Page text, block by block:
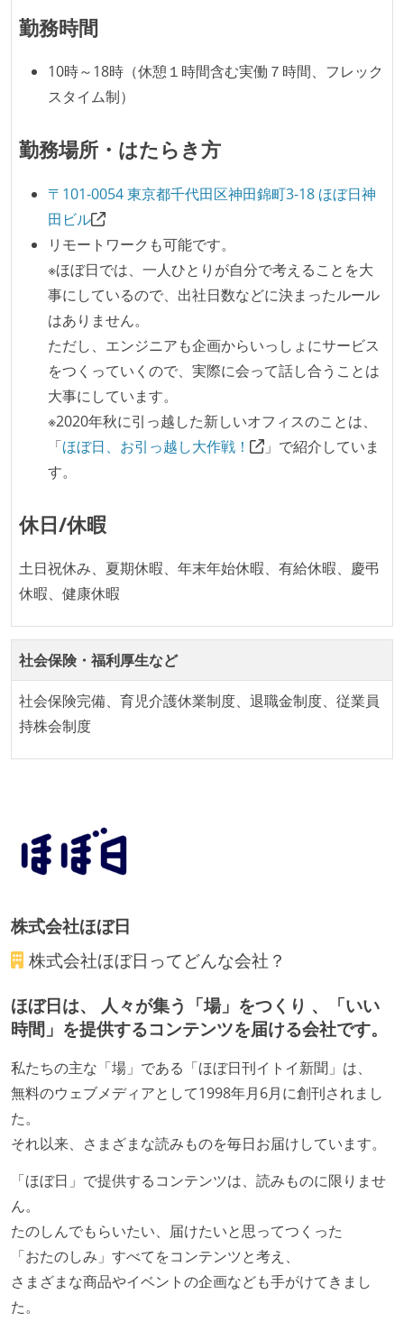
任で好きなものを使うことができる
参加している
タスクの見積もりは、実装を担当するメンバーが中心
全体のスケジュール管理は、途中の成果を随時確認し
で行う
テストの実施度
ほとんどのプロダクトコードに単体テストを記述、実
施している
想定される複数環境での品質チェックを義務づけてい
る
アジャイル実践状況
デイリーでスタンドアップミーティング、またはそれ
に準じるチーム内の打ち合わせを行っている
ワークフローの整備
全てのコードをバージョン管理ツールで管理している
ベースで行われる
自動（＝システム化され、1コマンドで実行できる）
ビルド、自動デプロイ環境が整備されている
オープンな情報共有
KPI などチームの目標・実績値について、メンバーの
誰もがいつでも閲覧可能になっている
労働環境の自由度
待遇・福利厚生
入社時には、各自希望のスペックの PC やディスプレ
ストックオプションまたは自社株購入支援制度がある
職業安定法に対応する記載事項
休憩時間：1時間
フレックスタイム制の所定労働時間：1日平均7時間相
当
試用期間：あり（3ヶ月間）
生年金）
勤務時間
10時～18時（休憩１時間含む実働７時間、フレック
スタイム制）
勤務場所・はたらき方
〒101-0054 東京都千代田区神田錦町3-18 ほぼ日神
田ビル
リモートワークも可能です。
※ほぼ日では、一人ひとりが自分で考えることを大
事にしているので、出社日数などに決まったルール
はありません。
ただし、エンジニアも企画からいっしょにサービス
をつくっていくので、実際に会って話し合うことは
大事にしています。
※2020年秋に引っ越した新しいオフィスのことは、
「ほぼ日、お引っ越し大作戦！
」で紹介していま
す。
休日/休暇
土日祝休み、夏期休暇、年末年始休暇、有給休暇、慶弔
休暇、健康休暇
社会保険・福利厚生など
社会保険完備、育児介護休業制度、退職金制度、従業員
持株会制度
株式会社ほぼ日
株式会社ほぼ日 ってどんな会社？
ほぼ日は、 人々が集う「場」をつくり 、「いい
時間」を提供するコンテンツを届ける会社です。
私たちの主な「場」である「ほぼ日刊イトイ新聞」は、
無料のウェブメディアとして1998年月6月に創刊されまし
た。
それ以来、さまざまな読みものを毎日お届けしています。
「ほぼ日」で提供するコンテンツは、読みものに限りませ
ん。
たのしんでもらいたい、届けたいと思ってつくった
「おたのしみ」すべてをコンテンツと考え、
さまざまな商品やイベントの企画なども手がけてきまし
た。